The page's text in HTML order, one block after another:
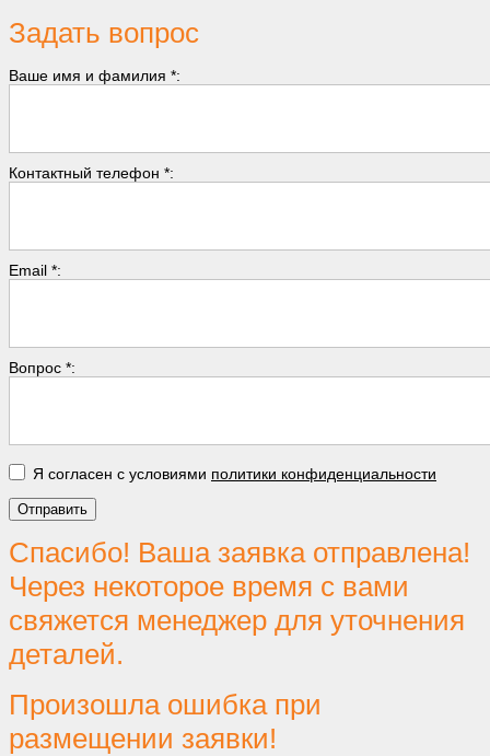
Задать вопрос
Ваше имя и фамилия *:
Контактный телефон *:
Email *:
Вопрос *:
Я согласен с условиями политики конфиденциальности
Спасибо! Ваша заявка отправлена!
Через некоторое время с вами
свяжется менеджер для уточнения
деталей.
Произошла ошибка при
размещении заявки!